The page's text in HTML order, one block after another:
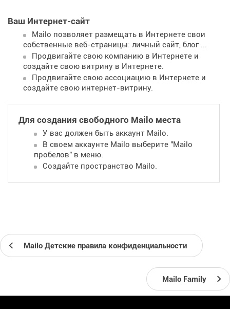
Ваш Интернет-сайт
Mailo позволяет размещать в Интернете свои
собственные веб-страницы: личный сайт, блог ...
Продвигайте свою компанию в Интернете и
создайте свою витрину в Интернете.
Продвигайте свою ассоциацию в Интернете и
создайте свою интернет-витрину.
Для создания свободного Mailo места
У вас должен быть аккаунт Mailo.
В своем аккаунте Mailo выберите "Mailo
пробелов" в меню.
Создайте пространство Mailo.
Mailo Детские правила конфиденциальности
Mailo Family